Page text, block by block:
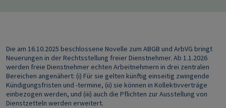
Die am 16.10.2025 beschlossene Novelle zum ABGB und ArbVG bringt
Neuerungen in der Rechtsstellung freier Dienstnehmer. Ab 1.1.2026
werden freie Dienstnehmer echten Arbeitnehmern in drei zentralen
Bereichen angenähert: (i) Für sie gelten künftig einseitig zwingende
Kündigungsfristen und -termine, (ii) sie können in Kollektivverträge
einbezogen werden, und (iii) auch die Pflichten zur Ausstellung von
Dienstzetteln werden erweitert.